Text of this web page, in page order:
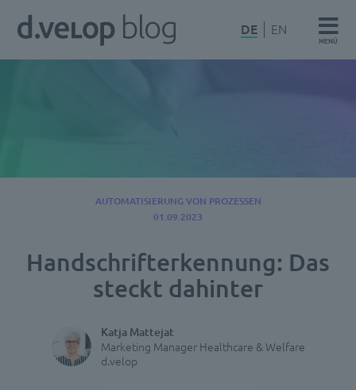
Zum
Inhalt
d.velop
DE EN
MENÜ
Handschrifterkennung: Das
steckt dahinter
AUTOMATISIERUNG VON PROZESSEN
01.09.2023
Katja Mattejat
Marketing Manager Healthcare & Welfare
d.velop